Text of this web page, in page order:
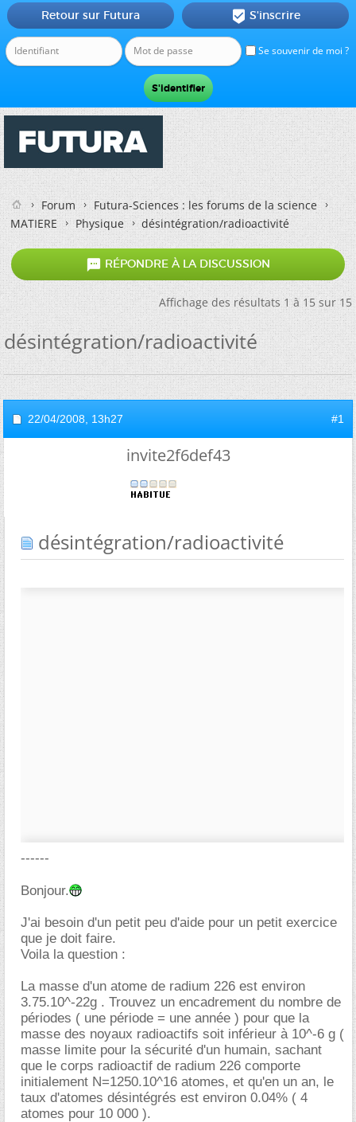
Se souvenir de moi ?
Retour sur Futura  S'inscrire
Forum
Futura-Sciences : les forums de la science
MATIERE
Physique désintégration/radioactivité
 RÉPONDRE À LA DISCUSSION
Affichage des résultats 1 à 15 sur 15
désintégration/radioactivité
22/04/2008, 13h27 #1
invite2f6def43
désintégration/radioactivité
------
Bonjour.
J'ai besoin d'un petit peu d'aide pour un petit exercice
que je doit faire.
Voila la question :
La masse d'un atome de radium 226 est environ
3.75.10^-22g . Trouvez un encadrement du nombre de
périodes ( une période = une année ) pour que la
masse des noyaux radioactifs soit inférieur à 10^-6 g (
masse limite pour la sécurité d'un humain, sachant
que le corps radioactif de radium 226 comporte
initialement N=1250.10^16 atomes, et qu'en un an, le
taux d'atomes désintégrés est environ 0.04% ( 4
atomes pour 10 000 ).